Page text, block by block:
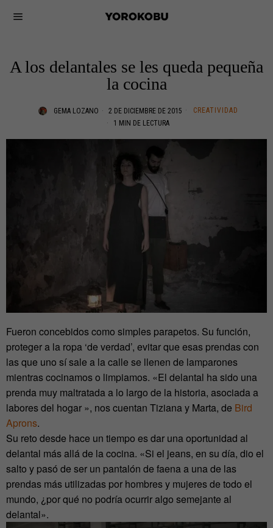
A los delantales se les queda pequeña
la cocina
GEMA LOZANO 2 DE DICIEMBRE DE 2015
CREATIVIDAD
1 MIN DE LECTURA
Fueron concebidos como simples parapetos. Su función,
proteger a la ropa ‘de verdad’, evitar que esas prendas con
las que uno sí sale a la calle se llenen de lamparones
mientras cocinamos o limpiamos. «El delantal ha sido una
prenda muy maltratada a lo largo de la historia, asociada a
labores del hogar », nos cuentan Tiziana y Marta, de Bird
Aprons.
Su reto desde hace un tiempo es dar una oportunidad al
delantal más allá de la cocina. «Si el jeans, en su día, dio el
salto y pasó de ser un pantalón de faena a una de las
prendas más utilizadas por hombres y mujeres de todo el
mundo, ¿por qué no podría ocurrir algo semejante al
delantal».